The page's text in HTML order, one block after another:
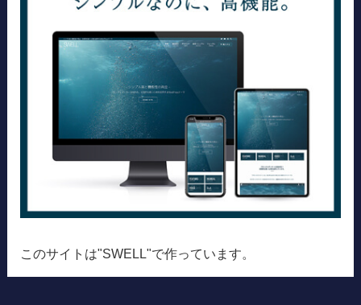
このサイトは"SWELL"で作っています。